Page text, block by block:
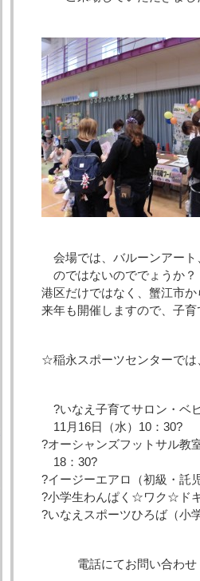
会場では、バルーンアート
のではないのででょうか？
港区だけではなく、蟹江市か
来年も開催しますので、子育
☆稲永スポーツセンターで
?いなえ子育てサロン・ベ
11月16日（水）10：30?
?オーシャンズフットサル教
18：30?
?イージーエアロ（初級・
?小学生わんぱく☆ワク☆ド
?いなえスポーツひろば（
電話にてお問い合わせ